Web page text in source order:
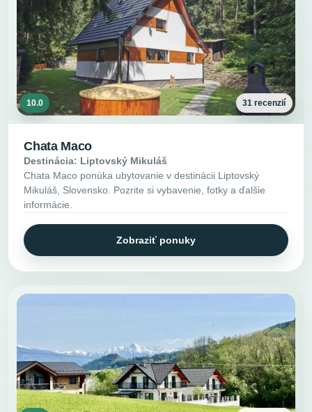
10.0 31 recenzií
Chata Maco
Destinácia: Liptovský Mikuláš
Chata Maco ponúka ubytovanie v destinácii Liptovský
Mikuláš, Slovensko. Pozrite si vybavenie, fotky a ďalšie
informácie.
Zobraziť ponuky